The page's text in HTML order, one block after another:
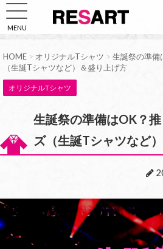
MENU
HOME > オリジナルTシャツ > 生誕祭の準備
（生誕Tシャツなど）＆盛り上げ方
オリジナルTシャツ
生誕祭の準備はOK？
ズ（生誕Tシャツなど